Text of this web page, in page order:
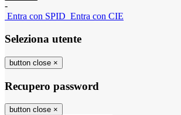
-
Entra con SPID Entra con CIE
Seleziona utente
button close ×
Recupero password
button close ×